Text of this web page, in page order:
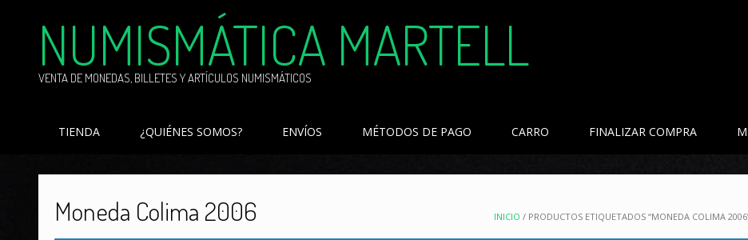
NUMISMÁTICA MARTELL
VENTA DE MONEDAS, BILLETES Y ARTÍCULOS NUMISMÁTICOS
TIENDA ¿QUIÉNES SOMOS? ENVÍOS MÉTODOS DE PAGO CARRO FINALIZAR COMPRA
INICIO / PRODUCTOS ETIQUETADOS “MONEDA COLIMA
Moneda Colima 2006